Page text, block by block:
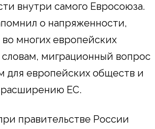
внутри самого Евросоюза.
о напряженности,
многих европейских
словам, миграционный вопрос
для европейских обществ и
расширению ЕС.
правительстве России